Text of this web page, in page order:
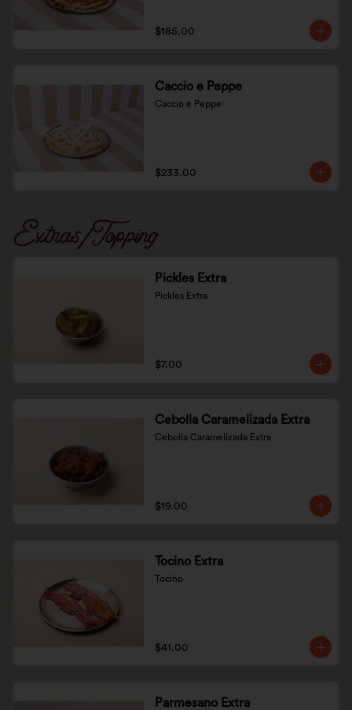
$185.00
Caccio e Peppe
Caccio e Peppe
$233.00
Extras/Topping
Pickles Extra
Pickles Extra
$7.00
Cebolla Caramelizada Extra
Cebolla Caramelizada Extra
$19.00
Tocino Extra
Tocino
$41.00
Parmesano Extra